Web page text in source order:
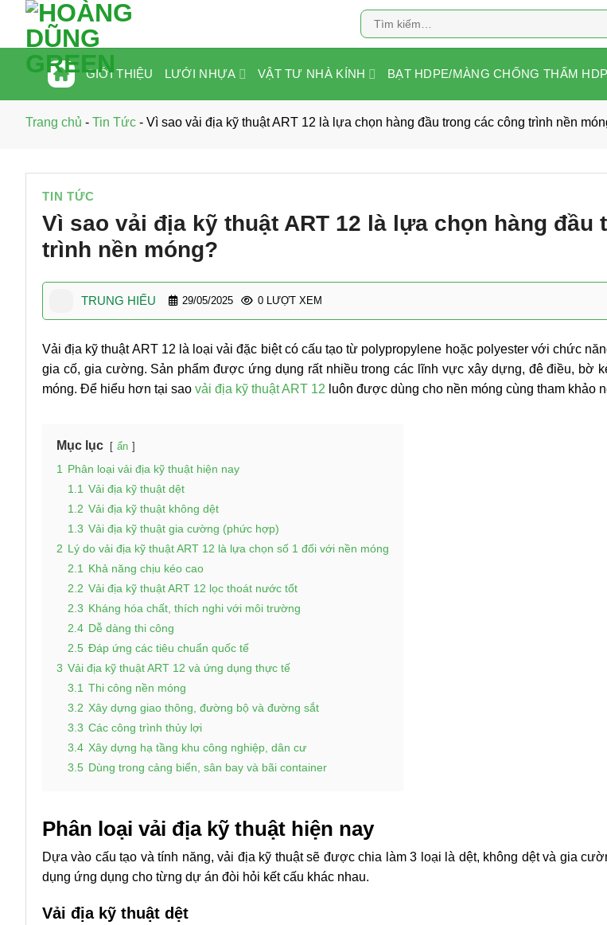
nội
dung
Tìm
kiếm:
GIỚI THIỆU LƯỚI NHỰA VẬT TƯ NHÀ KÍNH BẠT HDPE/MÀNG CHỐNG THẤM
Trang chủ - Tin Tức - Vì sao vải địa kỹ thuật ART 12 là lựa chọn hàng đầu trong các công trình nền
TIN TỨC
Vì sao vải địa kỹ thuật ART 12 là lựa chọn hàng đầu
trình nền móng?
TRUNG HIẾU 29/05/2025 0 LƯỢT XEM
Vải địa kỹ thuật ART 12 là loại vải đặc biệt có cấu tạo từ polypropylene hoặc polyester với chức
gia cố, gia cường. Sản phẩm được ứng dụng rất nhiều trong các lĩnh vực xây dựng, đê điều, bờ
móng. Để hiểu hơn tại sao vải địa kỹ thuật ART 12 luôn được dùng cho nền móng cùng tham khảo
Mục lục ẩn
1
Phân loại vải địa kỹ thuật hiện nay
1.1 Vải địa kỹ thuật dệt
1.2 Vải địa kỹ thuật không dệt
1.3 Vải địa kỹ thuật gia cường (phức hợp)
2 Lý do vải địa kỹ thuật ART 12 là lựa chọn số 1 đối với nền móng
2.1
Khả năng chịu kéo cao
2.2 Vải địa kỹ thuật ART 12 lọc thoát nước tốt
2.3 Kháng hóa chất, thích nghi với môi trường
2.4 Dễ dàng thi công
2.5 Đáp ứng các tiêu chuẩn quốc tế
3 Vải địa kỹ thuật ART 12 và ứng dụng thực tế
3.1 Thi công nền móng
3.2 Xây dựng giao thông, đường bộ và đường sắt
3.3 Các công trình thủy lợi
3.4 Xây dựng hạ tầng khu công nghiệp, dân cư
3.5 Dùng trong cảng biển, sân bay và bãi container
Phân loại vải địa kỹ thuật hiện nay
Dựa vào cấu tạo và tính năng, vải địa kỹ thuật sẽ được chia làm 3 loại là dệt, không dệt và gia
dụng ứng dụng cho từng dự án đòi hỏi kết cấu khác nhau.
Vải địa kỹ thuật dệt